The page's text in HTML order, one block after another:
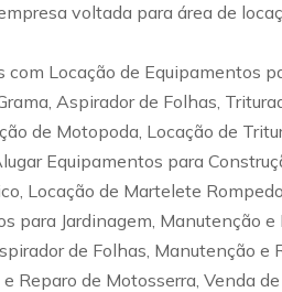
voltada para área de
com Locação de Equipamentos
Aspirador de Folhas,
de Motopoda, Locação de
Equipamentos para
Locação de Martelete
para Jardinagem, Manutenção
de Folhas, Manutenção
Reparo de Motosserra, Venda